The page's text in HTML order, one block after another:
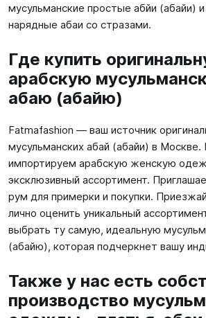
мусульманские простые абйи (абайи)
нарядные абаи со стразами.
Где купить
арабскую
абаю (абайю)
Fatmafashion — ваш источник
мусульманских абай (абайи) в
импортируем арабскую женскую
эксклюзивный ассортимент.
рум для примерки и покупки.
лично оценить уникальный
выбрать ту самую, идеальную
(абайю), которая подчеркнет вашу
Также у нас есть
производство